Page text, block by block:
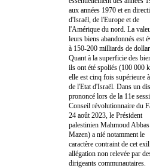
aux années 1970 et en
d'Israël, de l'Europe et de
l'Amérique du nord. La
leurs biens abandonnés est
à 150-200 milliards de
Quant à la superficie des
ils ont été spoliés (100 000
elle est cinq fois supérieure
de l'Etat d'Israël. Dans un
prononcé lors de la 11e
Conseil révolutionnaire du
24 août 2023, le Président
palestinien Mahmoud
Mazen) a nié notamment le
caractère contraint de cet
allégation non relevée par
dirigeants communautaires.